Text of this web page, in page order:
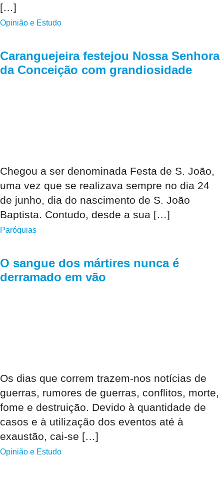
[…]
Opinião e Estudo
Caranguejeira festejou Nossa Senhora
da Conceição com grandiosidade
Chegou a ser denominada Festa de S. João,
uma vez que se realizava sempre no dia 24
de junho, dia do nascimento de S. João
Baptista. Contudo, desde a sua […]
Paróquias
O sangue dos mártires nunca é
derramado em vão
Os dias que correm trazem-nos notícias de
guerras, rumores de guerras, conflitos, morte,
fome e destruição. Devido à quantidade de
casos e à utilização dos eventos até à
exaustão, cai-se […]
Opinião e Estudo